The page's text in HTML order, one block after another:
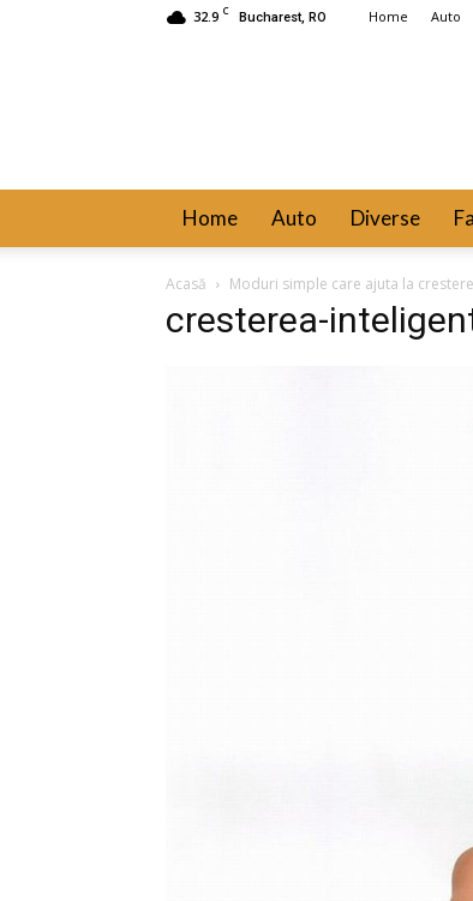
32.9 C Bucharest, RO Home Auto
Home Auto Diverse
Acasă Moduri simple care ajuta la
cresterea-